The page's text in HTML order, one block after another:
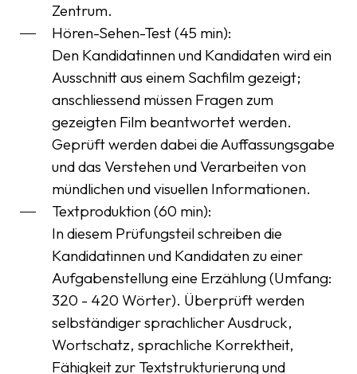
Zentrum.
Hören-Sehen-Test (45 min):
Den Kandidatinnen und Kandidaten wird ein
Ausschnitt aus einem Sachfilm gezeigt;
anschliessend müssen Fragen zum
gezeigten Film beantwortet werden.
Geprüft werden dabei die Auffassungsgabe
und das Verstehen und Verarbeiten von
mündlichen und visuellen Informationen.
Textproduktion (60 min):
In diesem Prüfungsteil schreiben die
Kandidatinnen und Kandidaten zu einer
Aufgabenstellung eine Erzählung (Umfang:
320 - 420 Wörter). Überprüft werden
selbständiger sprachlicher Ausdruck,
Wortschatz, sprachliche Korrektheit,
Fähigkeit zur Textstrukturierung und